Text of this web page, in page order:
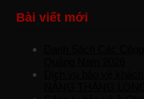
Bài viết mới